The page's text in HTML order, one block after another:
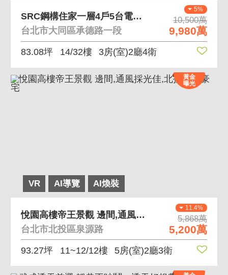
5%
10,500萬
9,980萬
SRC鋼構住家一層4戶5台電梯室內淨高3米2 高樓
台北市大同區承德路一段
83.08坪 14/32樓 3房(室)2廳4衛
VR AI導覽 AI煥裝
黃金
曝光
11.4%
5,868萬
5,200萬
悅園高樓帝王景觀 邊間,通風採光佳,北投典藏豪宅
台北市北投區泉源路
93.27坪 11~12/12樓 5房(室)2廳3衛